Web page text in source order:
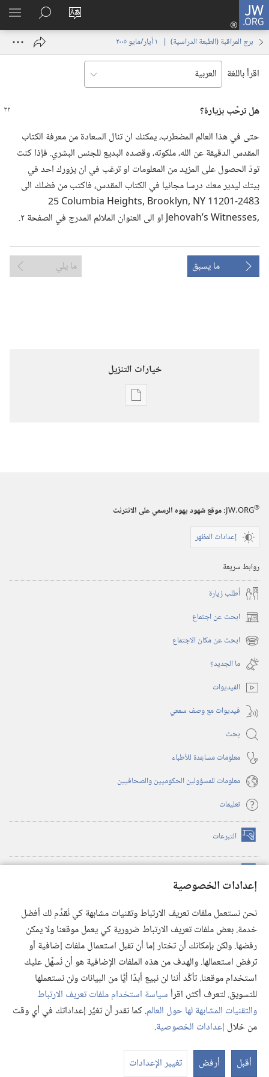
إعدادات الخصوصية
نحن نستعمل ملفات تعريف الارتباط وتقنيات مشابهة كي نُقدِّم لك أفضل
خدمة. بعض ملفات تعريف الارتباط ضرورية كي يعمل موقعنا ولا يمكن
رفضها. ولكن بإمكانك أن تختار إما أن تقبل استعمال ملفات إضافية أو
ترفض استعمالها. والهدف من هذه الملفات الإضافية هو أن نُسهِّل عليك
استخدام موقعنا. تأكَّد أننا لن نبيع أبدًا أيًّا من البيانات ولن نستعملها
للتسويق. لتعرف أكثر، اقرأسياسة استخدام ملفات تعريف الارتباط
والتقنيات المشابهة لها حول العالم. كما تقدر أن تغيِّر إعداداتك في أي وقت
من خلال إعدادات الخصوصية.
أقبل أرفض تغيير الإعدادات
JW.ORG
تغيير
الموقع
تسجيل
الدخول
نافذة
البحث
في
JW.‎ORG
برج المراقبة (‏الطبعة الدراسية)‏ | ‏‎ ١‏ ‏‎أيار/مايو‏ ‎٢٠٠٥
اقرأ باللغة
هل ترحِّب بزيارة؟‏
حتى في هذا العالم المضطرب،‏ يمكنك ان تنال السعادة من معرفة الكتاب
المقدس الدقيقة عن الله،‏ ملكوته،‏ وقصده البديع للجنس البشري.‏ فإذا كنت
تودّ الحصول على المزيد من المعلومات او ترغب في ان يزورك احد في
بيتك ليدير معك درسا مجانيا في الكتاب المقدس،‏ فاكتب من فضلك الى
ما يسبق ما يلي
خيارات التنزيل
خيارات
JW.ORG®
:‏ موقع شهود يهوه الرسمي على الانترنت
إعدادات المظهر
روابط سريعة
أُطلب زيارة
ابحث عن اجتماع (يفتح
نافذة ابحث عن مكان الاجتماع (يفتح
نافذة
جديدة)
ما الجديد؟‏
الفيديوات
فيديوات مع وصف سمعي
بحث
معلومات مساعِدة للأطباء
معلومات للمسؤولين الحكوميين والصحافيين
تعليمات
التبرعات (يفتح
نافذة
(يفتح
نافذة
(يفتح
نافذة
جديدة) تطبيق ®
JW Library
مكتبة برج المراقبة
© 2026 .Watch Tower Bible and Tract Society of Pennsylvania
شروط الاستخدام |